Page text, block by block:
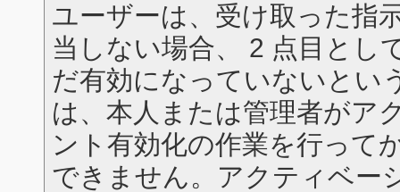
ユーザーは、受け取った指
当しない場合、 2 点目とし
だ有効になっていないとい
は、本人または管理者がア
ント有効化の作業を行って
できません。アクティベー